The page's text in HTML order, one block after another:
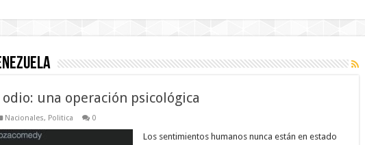
una operación psicológica
Nacionales, Politica 0
Los sentimientos humanos nunca están en estado